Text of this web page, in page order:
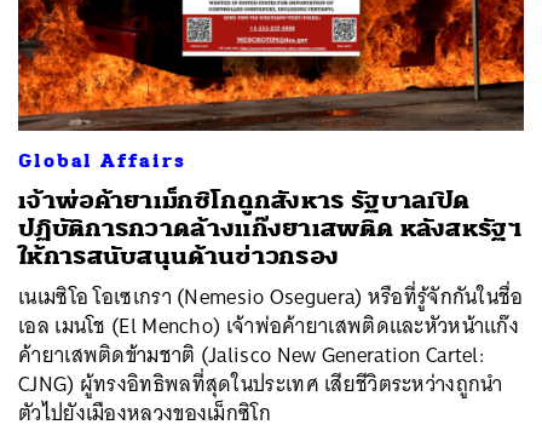
Global Affairs
เจ้าพ่อค้ายาเม็กซิโกถูกสังหาร รัฐบาลเปิด
ปฏิบัติการกวาดล้างแก๊งยาเสพติด หลังสหรัฐฯ
ให้การสนับสนุนด้านข่าวกรอง
เนเมซิโอ โอเซเกรา (Nemesio Oseguera) หรือที่รู้จักกันในชื่อ
เอล เมนโช (El Mencho) เจ้าพ่อค้ายาเสพติดและหัวหน้าแก๊ง
ค้ายาเสพติดข้ามชาติ (Jalisco New Generation Cartel:
CJNG) ผู้ทรงอิทธิพลที่สุดในประเทศ เสียชีวิตระหว่างถูกนำ
ตัวไปยังเมืองหลวงของเม็กซิโก